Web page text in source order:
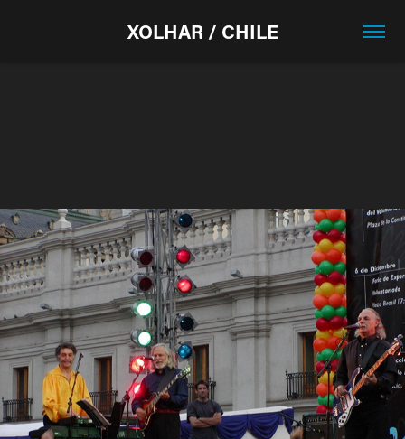
XOLHAR / CHILE